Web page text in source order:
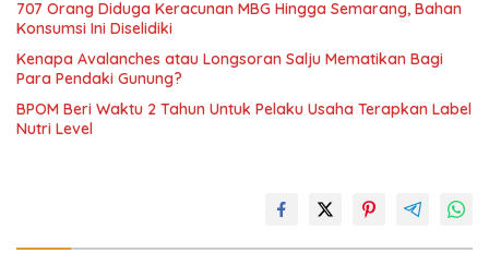
707 Orang Diduga Keracunan MBG Hingga Semarang, Bahan
Konsumsi Ini Diselidiki
Kenapa Avalanches atau Longsoran Salju Mematikan Bagi
Para Pendaki Gunung?
BPOM Beri Waktu 2 Tahun Untuk Pelaku Usaha Terapkan Label
Nutri Level